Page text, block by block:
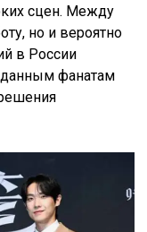
сцен. Между
но и вероятно
в России
фанатам